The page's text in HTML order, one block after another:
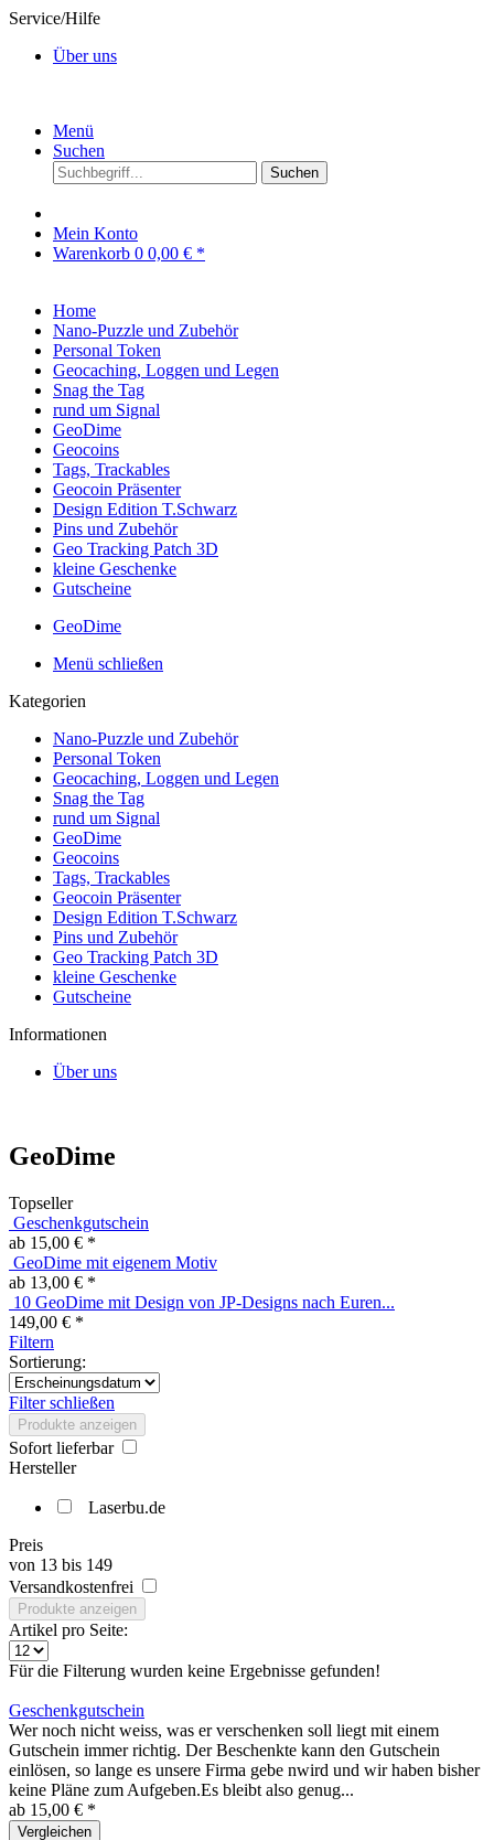
Service/Hilfe
Über uns
Menü
Suchen
Suchen
Mein Konto
Warenkorb 0 0,00 € *
Home
Nano-Puzzle und Zubehör
Personal Token
Geocaching, Loggen und Legen
Snag the Tag
rund um Signal
GeoDime
Geocoins
Tags, Trackables
Geocoin Präsenter
Design Edition T.Schwarz
Pins und Zubehör
Geo Tracking Patch 3D
kleine Geschenke
Gutscheine
GeoDime
Menü schließen
Kategorien
Nano-Puzzle und Zubehör
Personal Token
Geocaching, Loggen und Legen
Snag the Tag
rund um Signal
GeoDime
Geocoins
Tags, Trackables
Geocoin Präsenter
Design Edition T.Schwarz
Pins und Zubehör
Geo Tracking Patch 3D
kleine Geschenke
Gutscheine
Informationen
Über uns
GeoDime
Topseller
ab 15,00 € *
GeoDime mit eigenem Motiv
ab 13,00 € *
10 GeoDime mit Design von JP-Designs nach Euren...
149,00 € *
Filtern
Sortierung:
Filter schließen
Produkte anzeigen
Sofort lieferbar
Preis
von13bis149
Versandkostenfrei
Produkte anzeigen
Artikel pro Seite:
Geschenkgutschein
Wer noch nicht weiss, was er verschenken soll liegt mit einem
Gutschein immer richtig. Der Beschenkte kann den Gutschein
einlösen, so lange es unsere Firma gebe nwird und wir haben bisher
keine Pläne zum Aufgeben.Es bleibt also genug...
ab 15,00 € *